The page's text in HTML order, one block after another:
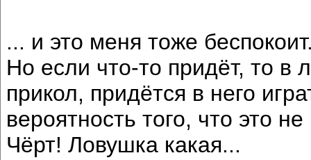
... и это меня тоже
Но если что-то придёт, то в
прикол, придётся в него
вероятность того, что это
Чёрт! Ловушка какая...